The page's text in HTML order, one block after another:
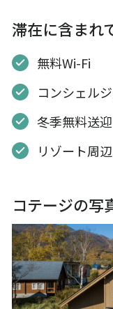
滞在に含まれ
無料Wi-Fi
コンシェル
冬季無料送
リゾート周
コテージの写